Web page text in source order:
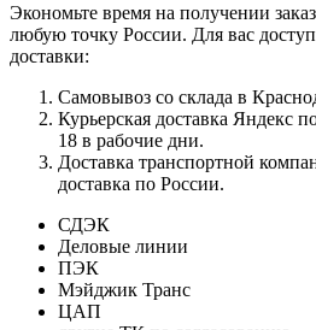
Экономьте время на получении
любую точку России. Для вас
доставки:
Самовывоз со склада в
Курьерская доставка Яндекс
18 в рабочие дни.
Доставка транспортной
доставка по России.
СДЭК
Деловые линии
ПЭК
Мэйджик Транс
ЦАП